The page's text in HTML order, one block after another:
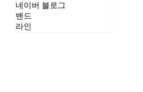
네이버 블로그
밴드
라인